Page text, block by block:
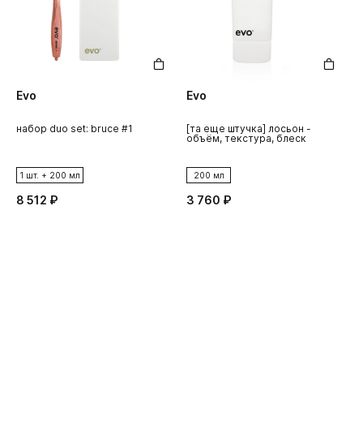
Evo
набор duo set: bruce #1
1 шт. + 200 мл
8 512 ₽
Evo
[та еще штучка] лосьон -
объём, текстура, блеск
200 мл
3 760 ₽